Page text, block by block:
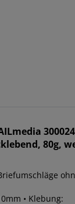
80g,
• Klebung: